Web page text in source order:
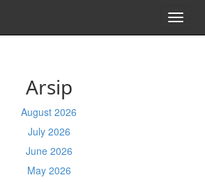
Arsip
August 2026
July 2026
June 2026
May 2026